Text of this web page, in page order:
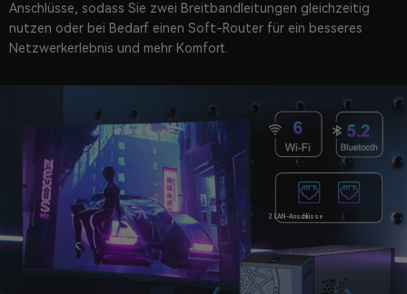
Anschlüsse, sodass Sie zwei Breitbandleitungen gleichzeitig
nutzen oder bei Bedarf einen Soft-Router für ein besseres
Netzwerkerlebnis und mehr Komfort.
2 LAN-Anschlüsse